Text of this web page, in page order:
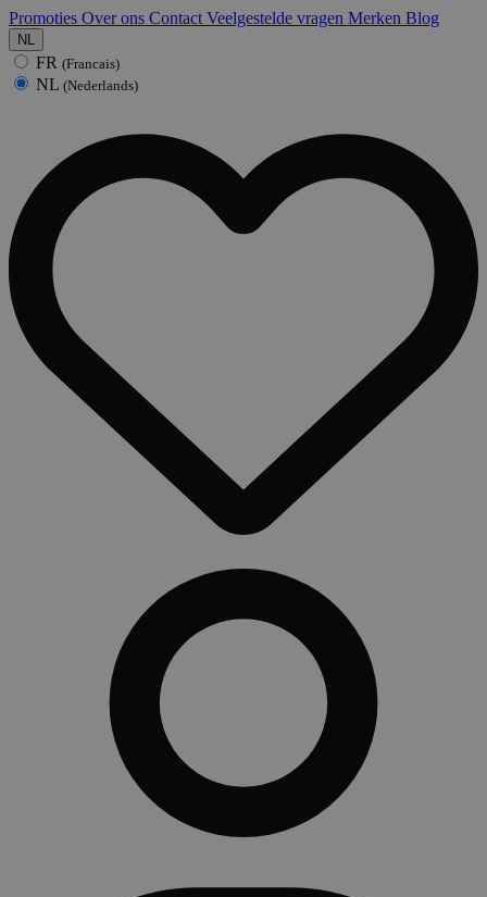
Promoties Over ons Contact Veelgestelde vragen Merken Blog
NL
FR (Francais)
NL (Nederlands)